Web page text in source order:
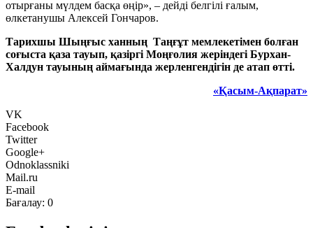
отырғаны мүлдем басқа өңір», – дейді белгілі ғалым,
өлкетанушы Алексей Гончаров.
Тарихшы Шыңғыс ханның Таңғұт мемлекетімен болған
соғыста қаза тауып, қазіргі Моңғолия жеріндегі Бурхан-
Халдун тауының аймағында жерленгендігін де атап өтті.
«Қасым-Ақпарат»
VK
Facebook
Twitter
Google+
Odnoklassniki
Mail.ru
E-mail
Бағалау: 0